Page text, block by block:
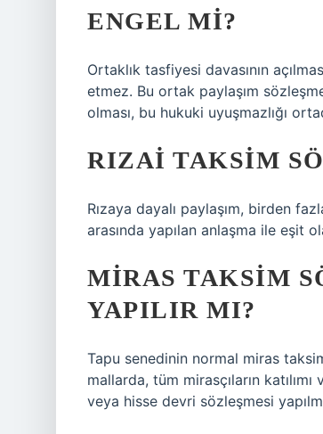
ENGEL MI?
Ortaklık tasfiyesi davasının
etmez. Bu ortak paylaşım
olması, bu hukuki uyuşmazlığı
RIZAI TAKSIM
Rızaya dayalı paylaşım, birden
arasında yapılan anlaşma ile eşit
MIRAS TAKSIM
YAPILIR MI?
Tapu senedinin normal miras
mallarda, tüm mirasçıların
veya hisse devri sözleşmesi